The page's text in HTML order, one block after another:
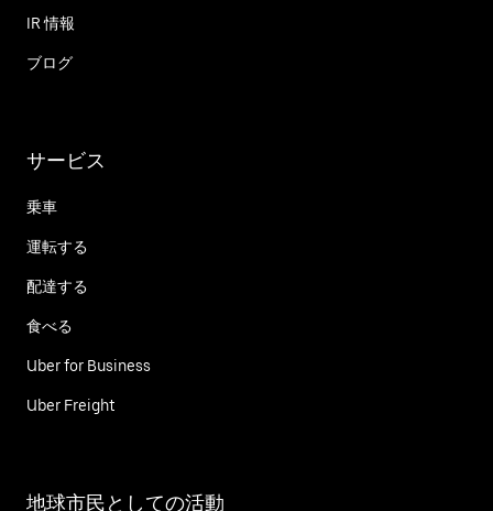
IR 情報
ブログ
サービス
乗車
運転する
配達する
食べる
Uber for Business
Uber Freight
地球市民としての活動